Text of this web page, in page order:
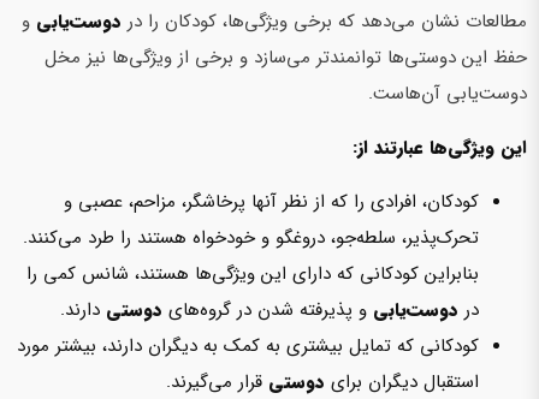
مطالعات نشان می‌دهد که برخی ویژگی‌ها، کودکان را در دوست‌یابی و
حفظ این دوستی‌ها توانمندتر می‌سازد و برخی از ویژگی‌ها نیز مخل
دوست‌یابی آن‌هاست.
این ویژگی‌ها عبارتند از:
کودکان، افرادی را که از نظر آن­ها پرخاشگر، مزاحم، عصبی و
تحرک‌پذیر، سلطه‌جو، دروغ­گو و خودخواه هستند را طرد می‌کنند.
بنابراین کودکانی که دارای این ویژگی‌ها هستند، شانس کمی را
در دوست‌یابی و پذیرفته شدن در گروه‌های دوستی دارند.
کودکانی که تمایل بیشتری به کمک به دیگران دارند، بیشتر مورد
استقبال دیگران برای دوستی قرار می‌گیرند.